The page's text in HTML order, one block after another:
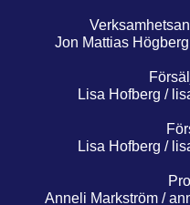
Jon Mattias
Lisa Hofberg /
Lisa Hofberg /
Anneli Markström /